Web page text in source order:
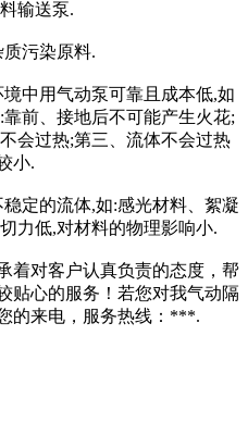
输送泵.
污染原料.
中用气动泵可靠且成本低,如
前、接地后不可能产生火花;
不会过热;第三、流体不会过热
小.
定的流体,如:感光材料、絮凝
力低,对材料的物理影响小.
着对客户认真负责的态度，帮
贴心的服务！若您对我气动隔
的来电，服务热线：***.